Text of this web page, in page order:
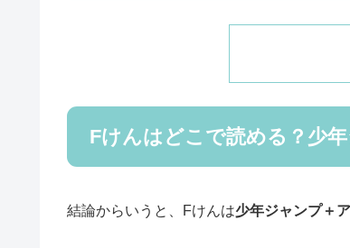
Fけんはどこで読める？少
結論からいうと、Fけんは少年ジャンプ＋